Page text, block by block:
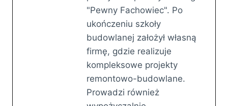
"Pewny Fachowiec". Po
ukończeniu szkoły
budowlanej założył własną
firmę, gdzie realizuje
kompleksowe projekty
remontowo-budowlane.
Prowadzi również